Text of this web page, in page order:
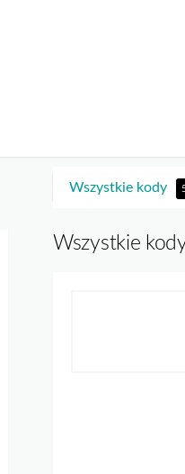
Wszystkie kody
Wszystkie